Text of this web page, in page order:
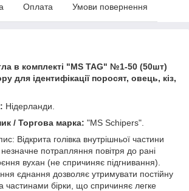
Оплата Умови повернення
в комплекті "МЅ TAG" №1-50 (50шт)
для ідентифікації поросят, овець, кіз,
Нідерланди.
/ Торгова марка: "MS Schipers".
Відкрита голівка внутрішньої частини
потрапляння повітря до рані
вухан (не спричиняє підгнивання).
єднання дозволяє утримувати постійну
частинами бірки, що спричиняє легке